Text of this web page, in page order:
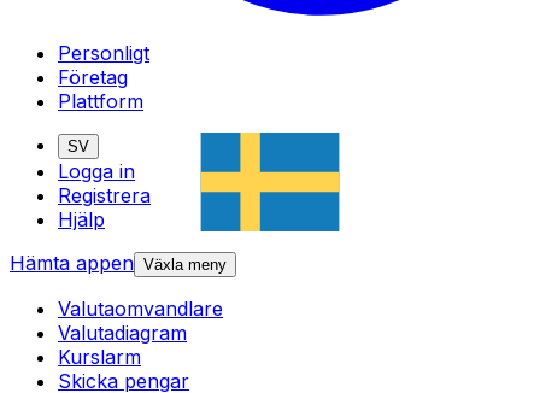
Personligt
Företag
Plattform
SV
Logga in
Registrera
Hjälp
Hämta appen Växla meny
Valutaomvandlare
Valutadiagram
Kurslarm
Skicka pengar